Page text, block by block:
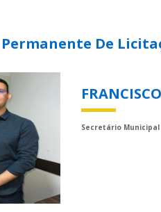
De
Secretário Municipal